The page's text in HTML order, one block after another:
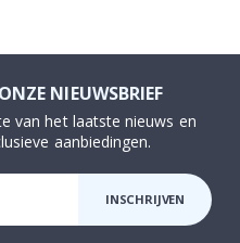
NIEUWSBRIEF
van het laatste nieuws en
aanbiedingen.
INSCHRIJVEN